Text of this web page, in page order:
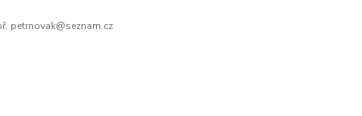
petrnovak@seznam.cz